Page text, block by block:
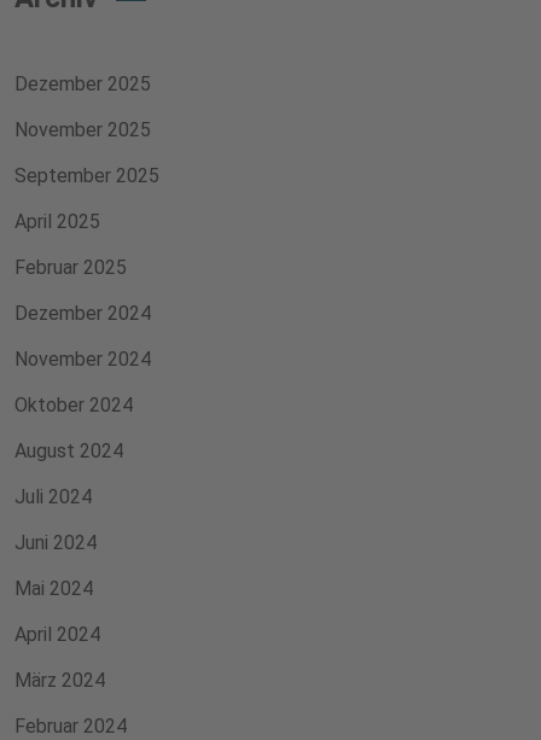
Dezember 2025
November 2025
September 2025
April 2025
Februar 2025
Dezember 2024
November 2024
Oktober 2024
August 2024
Juli 2024
Juni 2024
Mai 2024
April 2024
März 2024
Februar 2024